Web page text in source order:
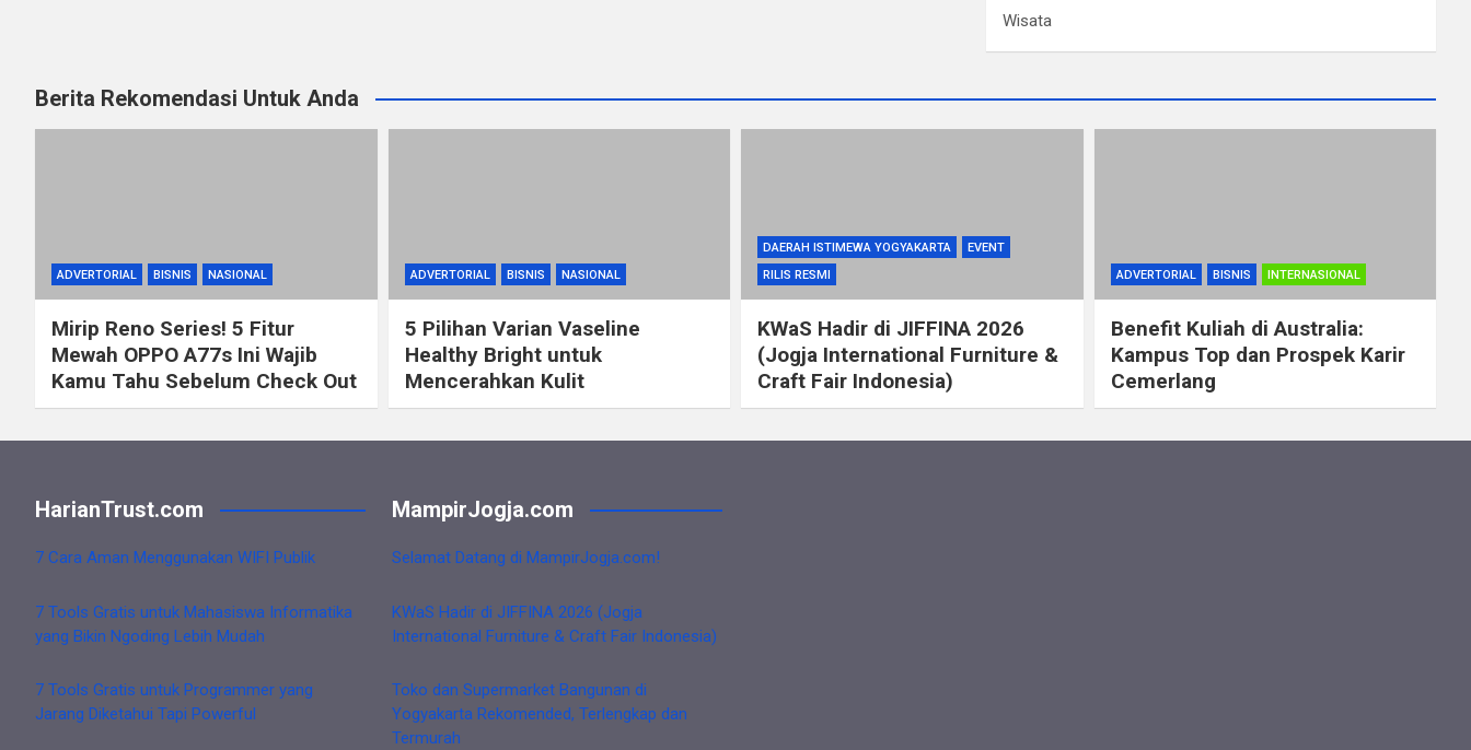
Wisata
Berita Rekomendasi Untuk Anda
ADVERTORIAL BISNIS NASIONAL
Mirip Reno Series! 5 Fitur
Mewah OPPO A77s Ini Wajib
Kamu Tahu Sebelum Check Out
ADVERTORIAL BISNIS NASIONAL
5 Pilihan Varian Vaseline
Healthy Bright untuk
Mencerahkan Kulit
DAERAH ISTIMEWA YOGYAKARTA
EVENT
RILIS RESMI
KWaS Hadir di JIFFINA 2026
(Jogja International Furniture &
Craft Fair Indonesia)
ADVERTORIAL BISNIS INTERNASIONAL
Benefit Kuliah di Australia:
Kampus Top dan Prospek Karir
Cemerlang
HarianTrust.com
7 Cara Aman Menggunakan WIFI Publik
7 Tools Gratis untuk Mahasiswa Informatika
yang Bikin Ngoding Lebih Mudah
7 Tools Gratis untuk Programmer yang
Jarang Diketahui Tapi Powerful
MampirJogja.com
Selamat Datang di MampirJogja.com!
KWaS Hadir di JIFFINA 2026 (Jogja
International Furniture & Craft Fair Indonesia)
Toko dan Supermarket Bangunan di
Yogyakarta Rekomended, Terlengkap dan
Termurah